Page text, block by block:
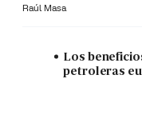
Raúl Masa
Los
petroleras